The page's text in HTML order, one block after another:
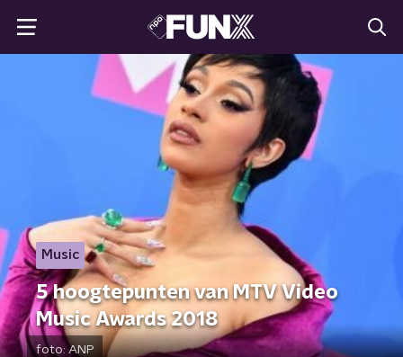
Music
5 hoogtepunten van MTV Video
Music Awards 2018
foto:ANP